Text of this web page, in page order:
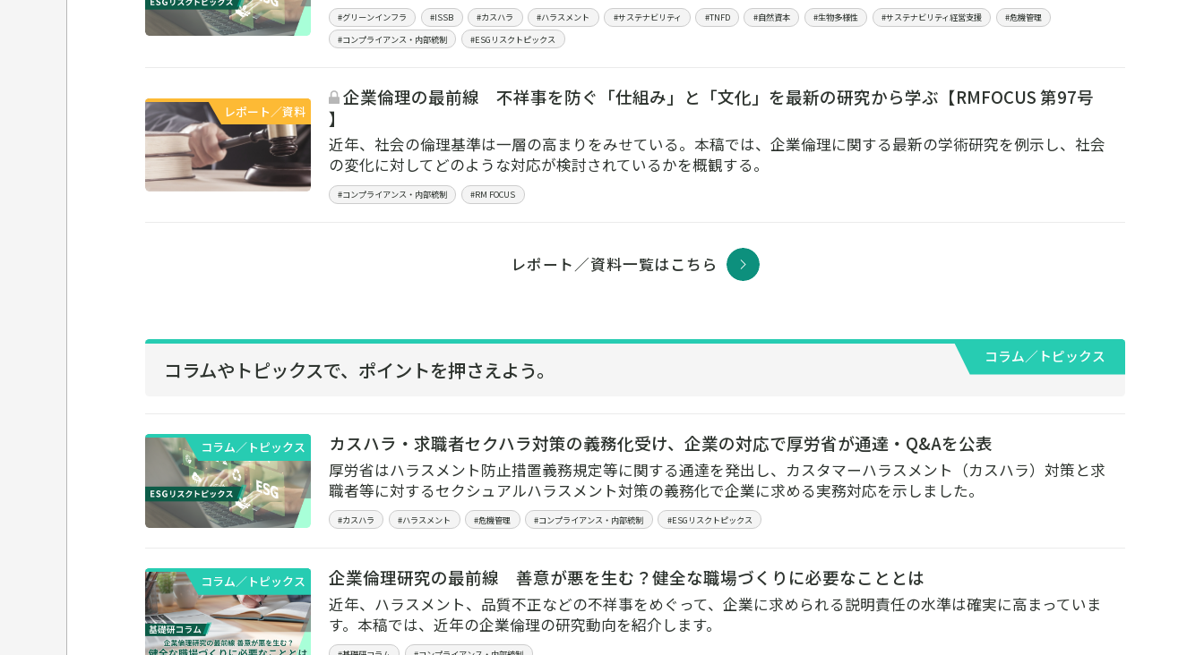
#グリーンインフラ #ISSB #カスハラ #ハラスメント #サステナビリティ #TNFD #自然資本 #生物多様性 #サステナビリティ経営支援
#危機管理
#コンプライアンス・内部統制
#ESGリスクトピックス
レポート／資料
企業倫理の最前線 不祥事を防ぐ「仕組み」と「文化」を最新の研究から学ぶ【RMFOCUS 第97号
】
近年、社会の倫理基準は一層の高まりをみせている。本稿では、企業倫理に関する最新の学術研究を例示し、社会
の変化に対してどのような対応が検討されているかを概観する。
#コンプライアンス・内部統制 #RM FOCUS
レポート／資料一覧はこちら
コラムやトピックスで、 ポイントを押さえよう。
コラム／トピックス
コラム／トピックス カスハラ・求職者セクハラ対策の義務化受け、企業の対応で厚労省が通達・Q&Aを公表
厚労省はハラスメント防止措置義務規定等に関する通達を発出し、カスタマーハラスメント（カスハラ）対策と求
職者等に対するセクシュアルハラスメント対策の義務化で企業に求める実務対応を示しました。
#カスハラ #ハラスメント #危機管理 #コンプライアンス・内部統制 #ESGリスクトピックス
コラム／トピックス 企業倫理研究の最前線 善意が悪を生む？健全な職場づくりに必要なこととは
近年、ハラスメント、品質不正などの不祥事をめぐって、企業に求められる説明責任の水準は確実に高まっていま
す。本稿では、近年の企業倫理の研究動向を紹介します。